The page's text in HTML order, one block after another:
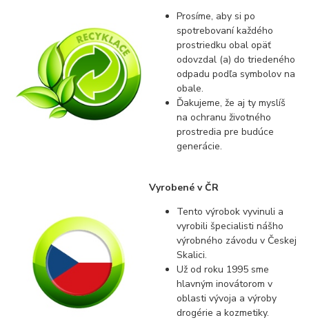
Prosíme, aby si po
spotrebovaní každého
prostriedku obal opäť
odovzdal (a) do triedeného
odpadu podľa symbolov na
obale.
Ďakujeme, že aj ty myslíš
na ochranu životného
prostredia pre budúce
generácie.
Vyrobené v ČR
Tento výrobok vyvinuli a
vyrobili špecialisti nášho
výrobného závodu v Českej
Skalici.
Už od roku 1995 sme
hlavným inovátorom v
oblasti vývoja a výroby
drogérie a kozmetiky.